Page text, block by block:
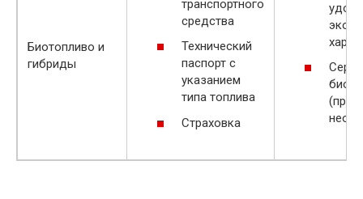
Биотопливо и
гибриды
транспортного
средства
Технический
паспорт с
указанием
типа топлива
Страховка
(при